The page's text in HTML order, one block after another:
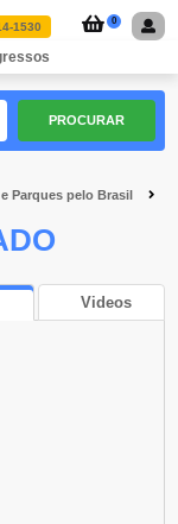
1530 0
PROCURAR
Parques pelo Brasil
Videos